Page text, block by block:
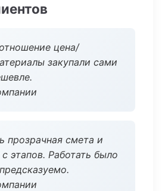
цена/
закупали сами
прозрачная смета и
этапов. Работать было